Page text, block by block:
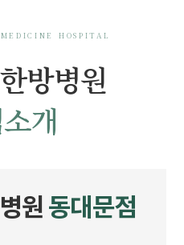
HOSPITAL
방병원
개
원 동대문점